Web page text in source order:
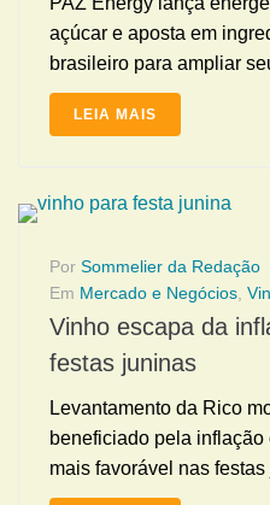
açúcar e aposta em
brasileiro para ampliar
LEIA MAIS
Por Sommelier da Redação
Em Mercado e Negócios
Vinho escapa da
festas juninas
Levantamento da Rico
beneficiado pela
mais favorável nas